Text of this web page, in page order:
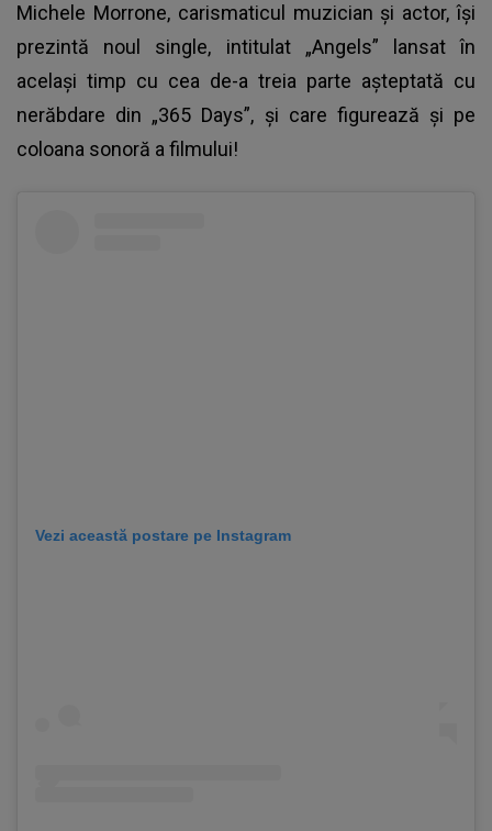
Michele Morrone, carismaticul muzician și actor, își
prezintă noul single, intitulat „Angels” lansat în
același timp cu cea de-a treia parte așteptată cu
nerăbdare din „365 Days”, și care figurează și pe
coloana sonoră a filmului!
Vezi această postare pe Instagram